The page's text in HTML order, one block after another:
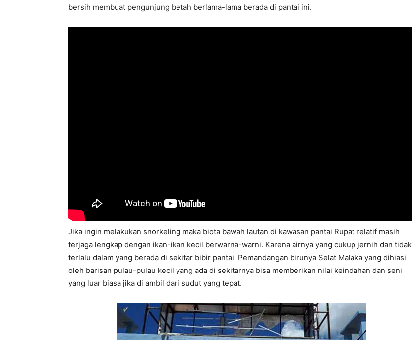
bersih membuat pengunjung betah berlama-lama berada di pantai ini.
Jika ingin melakukan snorkeling maka biota bawah lautan di kawasan pantai Rupat relatif masih
terjaga lengkap dengan ikan-ikan kecil berwarna-warni. Karena airnya yang cukup jernih dan tidak
terlalu dalam yang berada di sekitar bibir pantai. Pemandangan birunya Selat Malaka yang dihiasi
oleh barisan pulau-pulau kecil yang ada di sekitarnya bisa memberikan nilai keindahan dan seni
yang luar biasa jika di ambil dari sudut yang tepat.